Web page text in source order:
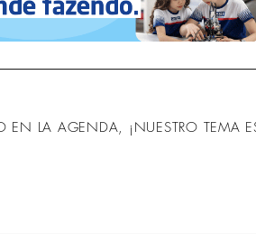
EN LA AGENDA, ¡NUESTRO TEMA